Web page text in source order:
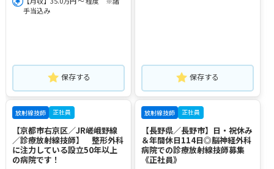
手当込み
保存する 保存する
放射線技師 正社員
【京都市右京区／JR嵯峨野線
／診療放射線技師】 整形外科
に注力している設立50年以上
の病院です！
放射線技師 正社員
【長野県／長野市】日・祝休み
＆年間休日114日◎脳神経外科
病院での診療放射線技師募集
《正社員》